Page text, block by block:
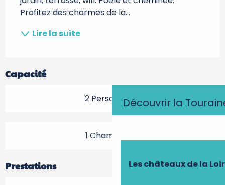
Découvrir la
Les châteaux de la
Profitez des charmes de la...
Lire la suite
Capacité
2 Personne(s)
1 Chambre(s)
Prestations